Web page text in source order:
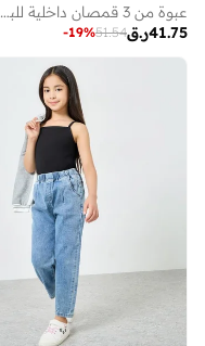
عبوة من 3 قمصان داخلية للبنات بتفاصيل فيونكة وأحزمة مطاطية
ر.ق41.75
51.54
-19%